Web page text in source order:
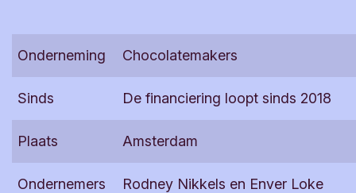
Onderneming Chocolatemakers
Sinds De financiering loopt sinds 2018
Plaats Amsterdam
Ondernemers Rodney Nikkels en Enver Loke